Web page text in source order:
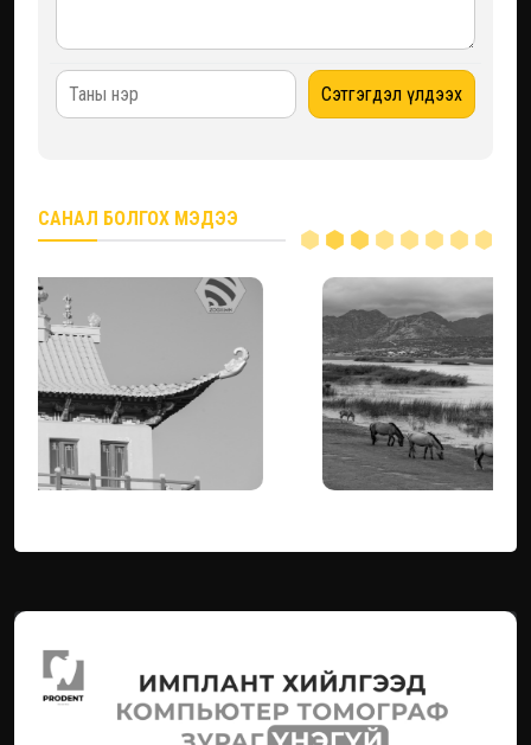
САНАЛ БОЛГОХ МЭДЭЭ